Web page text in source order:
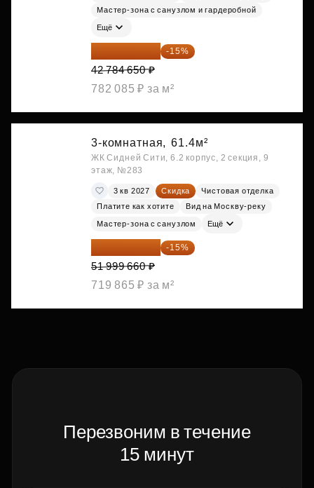
Мастер-зона с санузлом и гардеробной
Ещё
36 366 953 ₽ -15%
42 784 650 ₽
782 085 ₽ за м²
3-комнатная, 61.4м²
ЖК Сидней Сити, 6.2 корпус, 2 секция, 9
этаж, №283
3 кв 2027 Скидка
Чистовая отделка
Платите как хотите
Вид на Москву-реку
Мастер-зона с санузлом Ещё
44 199 711 ₽ -15%
51 999 660 ₽
719 865 ₽ за м²
Перезвоним в течение
15 минут